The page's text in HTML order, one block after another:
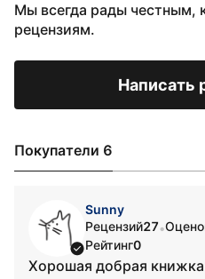
Мы всегда рады честным,
рецензиям.
Написать
Покупатели 6
Sunny
Рецензий27•
Рейтинг0
Хорошая добрая